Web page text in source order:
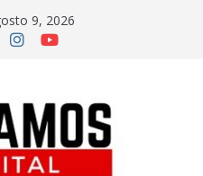
9, 2026